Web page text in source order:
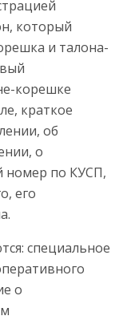
который
и талона-
корешке
краткое
об
о
номер по КУСП,
его
специальное
о